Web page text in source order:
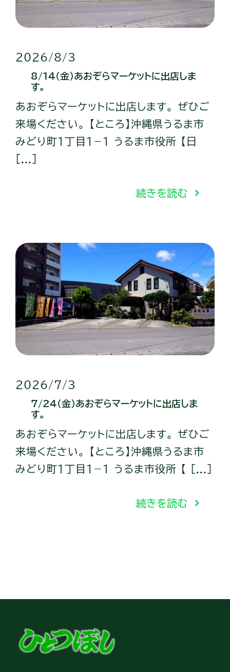
2026/8/3
8/14（金）あおぞらマーケットに出店しま
す。
あおぞらマーケットに出店します。 ぜひご
来場ください。 【ところ】沖縄県うるま市
みどり町１丁目１−１ うるま市役所 【日
続きを読む
2026/7/3
7/24（金）あおぞらマーケットに出店しま
す。
あおぞらマーケットに出店します。 ぜひご
来場ください。 【ところ】沖縄県うるま市
みどり町１丁目１−１ うるま市役所 【 [...]
続きを読む